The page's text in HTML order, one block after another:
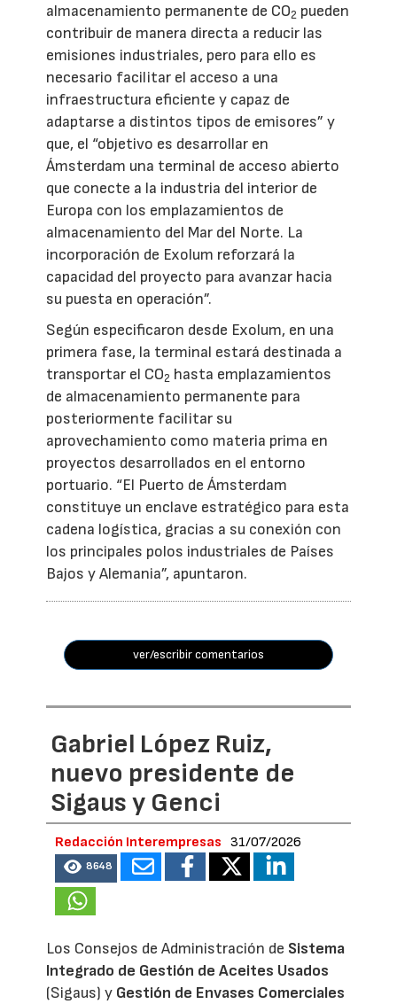
almacenamiento permanente de CO2 pueden
contribuir de manera directa a reducir las
emisiones industriales, pero para ello es
necesario facilitar el acceso a una
infraestructura eficiente y capaz de
adaptarse a distintos tipos de emisores” y
que, el “objetivo es desarrollar en
Ámsterdam una terminal de acceso abierto
que conecte a la industria del interior de
Europa con los emplazamientos de
almacenamiento del Mar del Norte. La
incorporación de Exolum reforzará la
capacidad del proyecto para avanzar hacia
su puesta en operación”.
Según especificaron desde Exolum, en una
primera fase, la terminal estará destinada a
transportar el CO2 hasta emplazamientos
de almacenamiento permanente para
posteriormente facilitar su
aprovechamiento como materia prima en
proyectos desarrollados en el entorno
portuario. “El Puerto de Ámsterdam
constituye un enclave estratégico para esta
cadena logística, gracias a su conexión con
los principales polos industriales de Países
Bajos y Alemania”, apuntaron.
ver/escribir comentarios
Gabriel López Ruiz,
nuevo presidente de
Sigaus y Genci
Redacción Interempresas 31/07/2026
8648
Los Consejos de Administración de Sistema
Integrado de Gestión de Aceites Usados
(Sigaus) y Gestión de Envases Comerciales